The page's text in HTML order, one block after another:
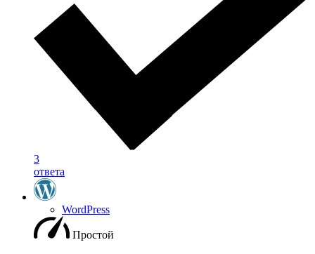
3
ответа
WordPress
Простой